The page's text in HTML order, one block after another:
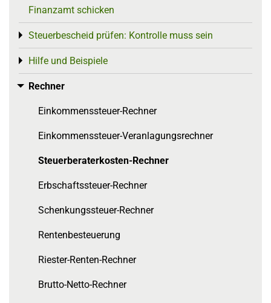
Finanzamt schicken
Steuerbescheid prüfen: Kontrolle muss sein
Toggle menu
Hilfe und Beispiele
Toggle menu
Rechner
Toggle menu
Einkommenssteuer-Rechner
Einkommenssteuer-Veranlagungsrechner
Steuerberaterkosten-Rechner
Erbschaftssteuer-Rechner
Schenkungssteuer-Rechner
Rentenbesteuerung
Riester-Renten-Rechner
Brutto-Netto-Rechner